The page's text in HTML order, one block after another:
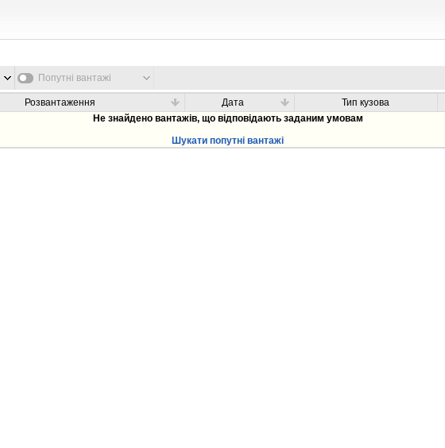
Попутні вантажі
Розвантаження Дата Тип кузова
Не знайдено вантажів, що відповідають заданим умовам
Шукати попутні вантажі